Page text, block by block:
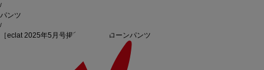
/
パンツ
/
［eclat 2025年5月号掲載］スパンローンパンツ